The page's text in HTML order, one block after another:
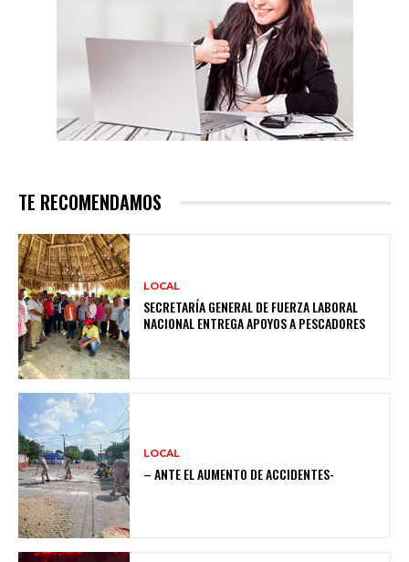
TE RECOMENDAMOS
LOCAL
SECRETARÍA GENERAL DE FUERZA LABORAL
NACIONAL ENTREGA APOYOS A PESCADORES
LOCAL
– ANTE EL AUMENTO DE ACCIDENTES-